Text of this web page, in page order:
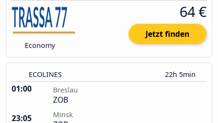
Economy
64 €
Jetzt finden
ECOLINES 22h 5min
01:00 Breslau
ZOB
23:05
Minsk